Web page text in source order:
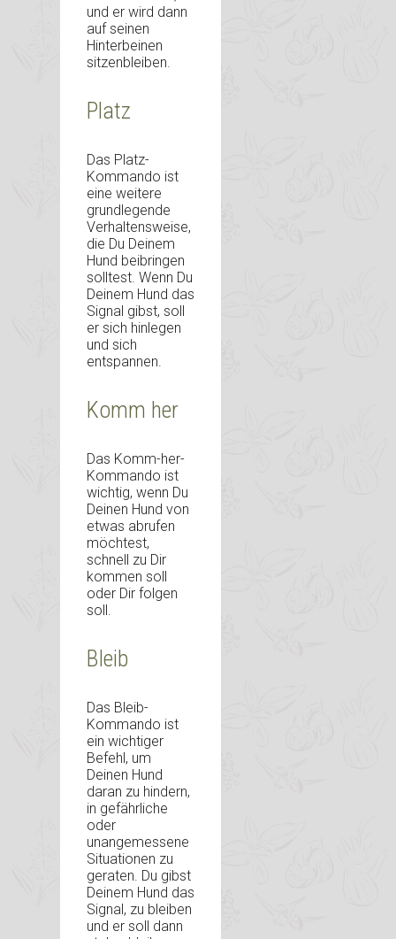
und er wird dann
auf seinen
Hinterbeinen
sitzenbleiben.
Platz
Das Platz-
Kommando ist
eine weitere
grundlegende
Verhaltensweise,
die Du Deinem
Hund beibringen
solltest. Wenn Du
Deinem Hund das
Signal gibst, soll
er sich hinlegen
und sich
entspannen.
Komm her
Das Komm-her-
Kommando ist
wichtig, wenn Du
Deinen Hund von
etwas abrufen
möchtest,
schnell zu Dir
kommen soll
oder Dir folgen
soll.
Bleib
Das Bleib-
Kommando ist
ein wichtiger
Befehl, um
Deinen Hund
daran zu hindern,
in gefährliche
oder
unangemessene
Situationen zu
geraten. Du gibst
Deinem Hund das
Signal, zu bleiben
und er soll dann